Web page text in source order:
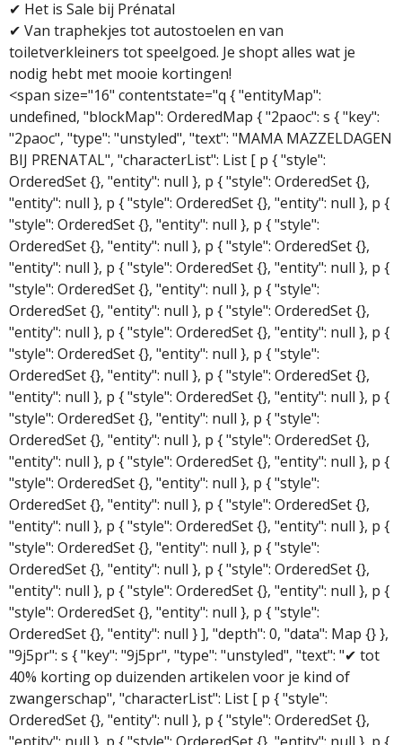
✔ Het is Sale bij Prénatal
✔ Van traphekjes tot autostoelen en van
toiletverkleiners tot speelgoed. Je shopt alles wat je
nodig hebt met mooie kortingen!
<span size="16" contentstate="q { "entityMap":
undefined, "blockMap": OrderedMap { "2paoc": s { "key":
"2paoc", "type": "unstyled", "text": "MAMA MAZZELDAGEN
BIJ PRENATAL", "characterList": List [ p { "style":
OrderedSet {}, "entity": null }, p { "style": OrderedSet {},
"entity": null }, p { "style": OrderedSet {}, "entity": null }, p {
"style": OrderedSet {}, "entity": null }, p { "style":
OrderedSet {}, "entity": null }, p { "style": OrderedSet {},
"entity": null }, p { "style": OrderedSet {}, "entity": null }, p {
"style": OrderedSet {}, "entity": null }, p { "style":
OrderedSet {}, "entity": null }, p { "style": OrderedSet {},
"entity": null }, p { "style": OrderedSet {}, "entity": null }, p {
"style": OrderedSet {}, "entity": null }, p { "style":
OrderedSet {}, "entity": null }, p { "style": OrderedSet {},
"entity": null }, p { "style": OrderedSet {}, "entity": null }, p {
"style": OrderedSet {}, "entity": null }, p { "style":
OrderedSet {}, "entity": null }, p { "style": OrderedSet {},
"entity": null }, p { "style": OrderedSet {}, "entity": null }, p {
"style": OrderedSet {}, "entity": null }, p { "style":
OrderedSet {}, "entity": null }, p { "style": OrderedSet {},
"entity": null }, p { "style": OrderedSet {}, "entity": null }, p {
"style": OrderedSet {}, "entity": null }, p { "style":
OrderedSet {}, "entity": null }, p { "style": OrderedSet {},
"entity": null }, p { "style": OrderedSet {}, "entity": null }, p {
"style": OrderedSet {}, "entity": null }, p { "style":
OrderedSet {}, "entity": null } ], "depth": 0, "data": Map {} },
"9j5pr": s { "key": "9j5pr", "type": "unstyled", "text": "✔ tot
40% korting op duizenden artikelen voor je kind of
zwangerschap", "characterList": List [ p { "style":
OrderedSet {}, "entity": null }, p { "style": OrderedSet {},
"entity": null }, p { "style": OrderedSet {}, "entity": null }, p {